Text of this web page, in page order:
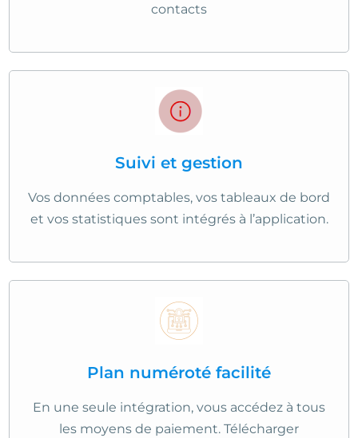
contacts
Suivi et gestion
Vos données comptables, vos tableaux de bord
et vos statistiques sont intégrés à l’application.
Plan numéroté facilité
En une seule intégration, vous accédez à tous
les moyens de paiement. Télécharger